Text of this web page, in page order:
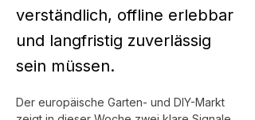
verständlich, offline erlebbar
und langfristig zuverlässig
sein müssen.
Der europäische Garten- und DIY-Markt